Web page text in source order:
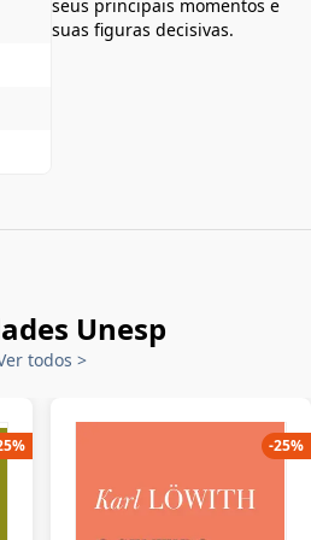
seus principais momentos e
suas figuras decisivas.
Unesp
todos >
% -25%